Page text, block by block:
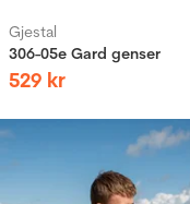
Gjestal
306-05e Gard genser
529 kr